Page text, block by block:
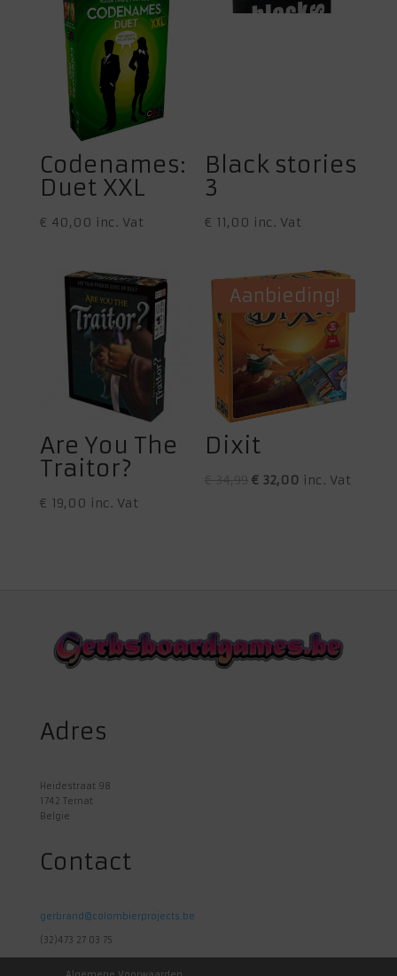
Codenames:
Duet XXL
€ 40,00 inc. Vat
Black stories
3
€ 11,00 inc. Vat
Are You The
Traitor?
€ 19,00 inc. Vat
Aanbieding!
Dixit
Oorspronkelijke
€ 32,00 Huidige
inc. Vat
Adres
Heidestraat 98
1742 Ternat
Belgie
Contact
gerbrand@colombierprojects.be
(32)473 27 03 75